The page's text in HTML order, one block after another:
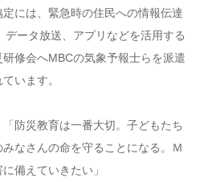
には、緊急時の住民への情報伝達
データ放送、アプリなどを活用する
修会へMBCの気象予報士らを派遣
います。
防災教育は一番大切。子どもたち
なさんの命を守ることになる。Ｍ
備えていきたい」